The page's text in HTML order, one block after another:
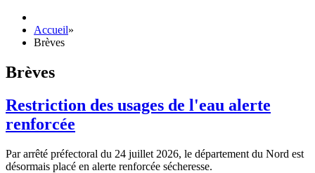
Accueil»
Brèves
Brèves
Restriction des usages de l'eau alerte
renforcée
Par arrêté préfectoral du 24 juillet 2026, le département du Nord est
désormais placé en alerte renforcée sécheresse.